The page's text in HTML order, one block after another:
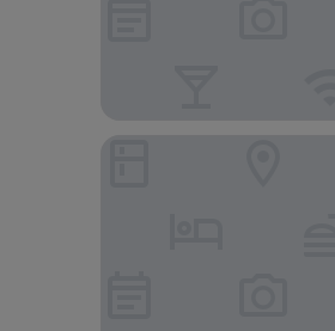
Holiday Inn Express &